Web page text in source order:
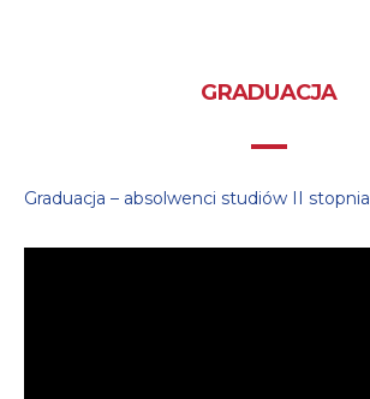
GRADUACJA
Graduacja – absolwenci studiów II stopnia